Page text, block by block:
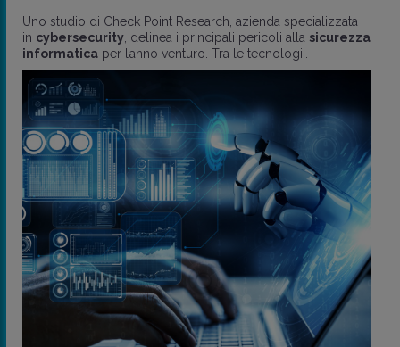
Uno studio di Check Point Research, azienda specializzata
in cybersecurity , delinea i principali pericoli alla sicurezza
informatica per l’anno venturo. Tra le tecnologi..